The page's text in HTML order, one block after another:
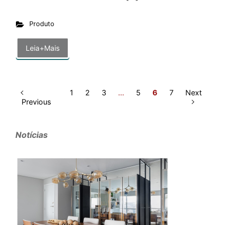
Produto
Leia+Mais
Previous
1 2 3 … 5 6 7 Next
Notícias